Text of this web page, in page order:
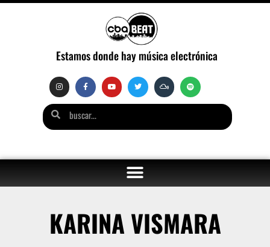
Estamos donde hay música electrónica
KARINA VISMARA